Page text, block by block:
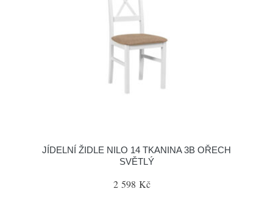
JÍDELNÍ ŽIDLE NILO 14 TKANINA 3B OŘECH
SVĚTLÝ
2 598 Kč